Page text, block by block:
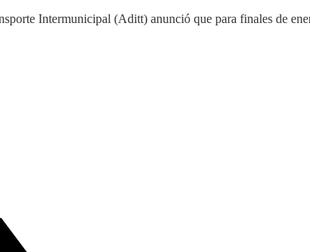
Intermunicipal (Aditt) anunció que para finales de